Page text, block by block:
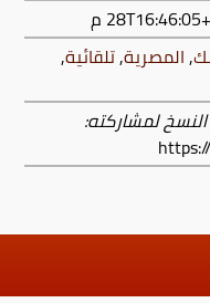
,المصرية,تلقائية,
لمشاركته: